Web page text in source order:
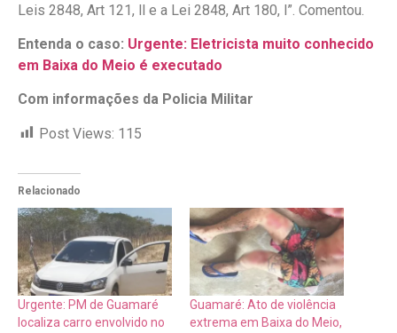
Leis 2848, Art 121, ll e a Lei 2848, Art 180, l”. Comentou.
Entenda o caso: Urgente: Eletricista muito conhecido
em Baixa do Meio é executado
Com informações da Policia Militar
Post Views: 115
Relacionado
Urgente: PM de Guamaré
localiza carro envolvido no
Guamaré: Ato de violência
extrema em Baixa do Meio,